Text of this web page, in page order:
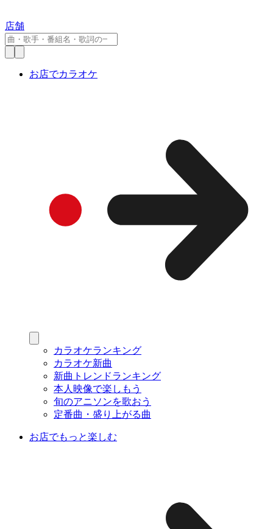
店舗
お店でカラオケ
カラオケランキング
カラオケ新曲
新曲トレンドランキング
本人映像で楽しもう
旬のアニソンを歌おう
定番曲・盛り上がる曲
お店でもっと楽しむ